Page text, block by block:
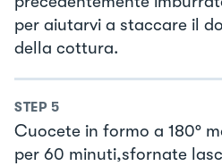
per aiutarvi a staccare il
della cottura.
STEP 5
Cuocete in formo a 180°
per 60 minuti,sfornate